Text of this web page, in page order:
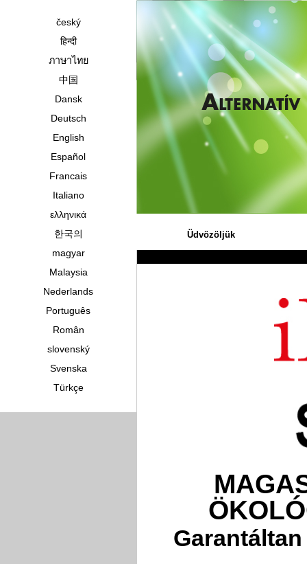
český
हिन्दी
ภาษาไทย
中国
Dansk
Deutsch
English
Español
Francais
Italiano
ελληνικά
한국의
magyar
Malaysia
Nederlands
Português
Român
slovenský
Svenska
Türkçe
Üdvözöljük